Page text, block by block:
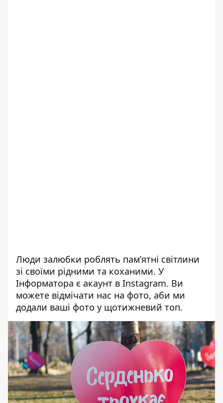
Люди залюбки роблять пам’ятні світлини
зі своїми рідними та коханими. У
Інформатора є акаунт в Instagram. Ви
можете відмічати нас на фото, аби ми
додали ваші фото у щотижневий топ.